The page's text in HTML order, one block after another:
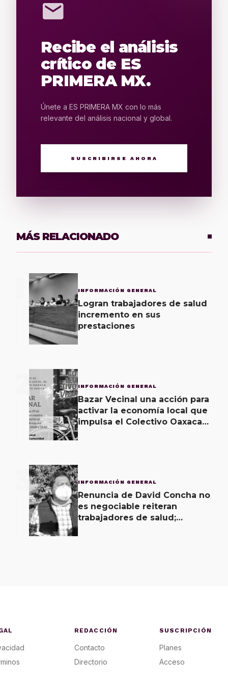
mail
Recibe el análisis
crítico de ES
PRIMERA MX.
Únete a ES PRIMERA MX con lo más
relevante del análisis nacional y global.
SUSCRIBIRSE AHORA
MÁS RELACIONADO
INFORMACIÓN GENERAL
Logran trabajadores de salud
incremento en sus
prestaciones
2 INFORMACIÓN GENERAL
Bazar Vecinal una acción para
activar la economía local que
impulsa el Colectivo Oaxaca
3 INFORMACIÓN GENERAL
Renuncia de David Concha no
es negociable reiteran
trabajadores de salud;
REDACCIÓN
Contacto
Directorio
SUSCRIPCIÓN
Planes
Acceso